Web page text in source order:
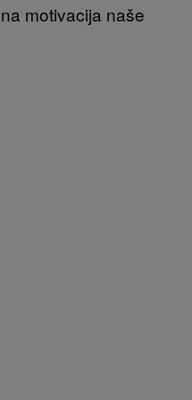
motivacija naše